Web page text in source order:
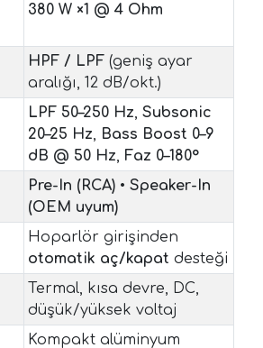
380 W ×1 @ 4 Ohm
HPF / LPF (geniş ayar
aralığı, 12 dB/okt.)
LPF 50–250 Hz, Subsonic
20–25 Hz, Bass Boost 0–9
dB @ 50 Hz, Faz 0–180°
Pre-In (RCA) • Speaker-In
(OEM uyum)
Hoparlör girişinden
otomatik aç/kapat desteği
Termal, kısa devre, DC,
düşük/yüksek voltaj
Kompakt alüminyum